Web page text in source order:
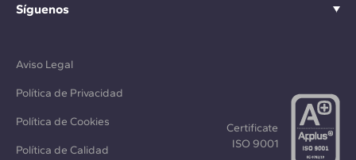
Síguenos
Aviso Legal
Política de Privacidad
Política de Cookies
Política de Calidad
Certificate
ISO 9001